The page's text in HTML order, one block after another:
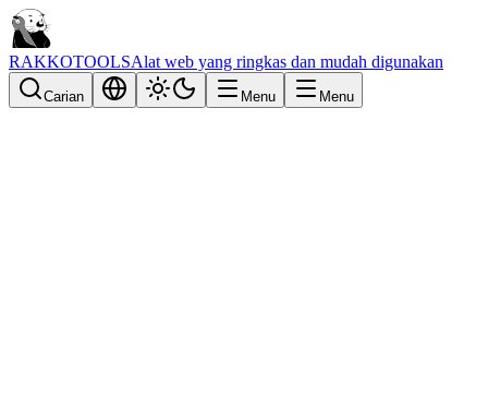
RAKKOTOOLSAlat web yang ringkas dan mudah digunakan
Carian Menu Menu